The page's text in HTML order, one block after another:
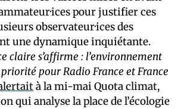
pour justifier ces
observateur·ices des
une dynamique inquiétante.
claire s’affirme : l’environnement
priorité pour Radio France et France
à la mi-mai Quota climat,
qui analyse la place de l’écologie